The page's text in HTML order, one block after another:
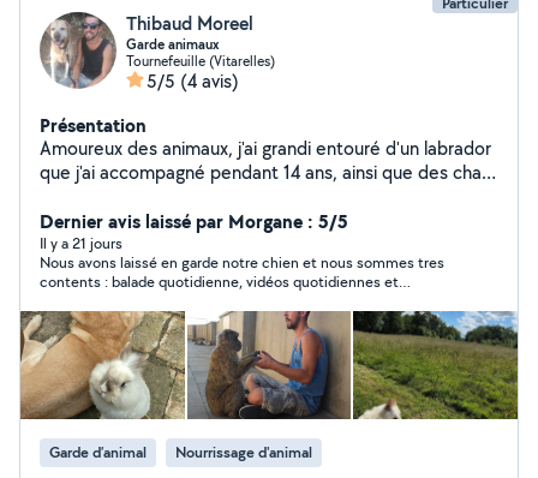
Thibaud Moreel
Garde animaux
Tournefeuille (Vitarelles)
5/5 (4 avis)
Présentation
Amoureux des animaux, j'ai grandi entouré d'un labrador
que j'ai accompagné pendant 14 ans, ainsi que des chats
comprendre leurs besoins, leurs comportements et de
m'adapter à chaque tempérament. Sérieux, fiable et
attentionné, je veille toujours au bien-être de chaque
animal. Je vis dans un appartement calme dans une
résidence fermée et très arborée, à proximité
immédiate du lac de la Ramée et d'un parc, idéal pour
proposer de belles balades et un environnement
agréable. Je peux également envoyer régulièrement
des photos et des nouvelles de votre animal pendant
votre absence.
Dernier avis laissé par Morgane : 5/5
Il y a 21 jours
Nous avons laissé en garde notre chien et nous sommes tres
contents : balade quotidienne, vidéos quotidiennes et
Thibaud vous pouvez y aller les yeux fermés.
Garde d’animal Nourrissage d'animal